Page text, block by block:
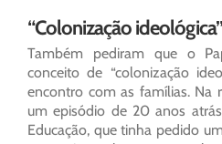
“Colonização ideológica”
Também pediram que o
conceito de “colonização
encontro com as famílias. Na
um episódio de 20 anos
Educação, que tinha pedido